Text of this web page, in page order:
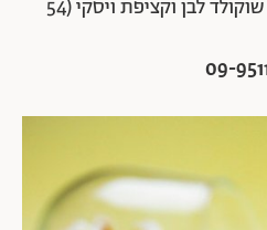
עם פופקורן מקורמל בציפוי שוקולד לבן וקציפת ויסקי (54